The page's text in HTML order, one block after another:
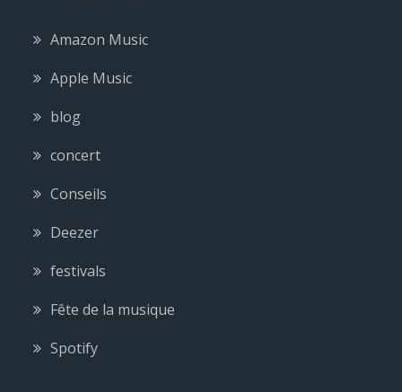
Amazon Music
Apple Music
blog
concert
Conseils
Deezer
festivals
Fête de la musique
Spotify